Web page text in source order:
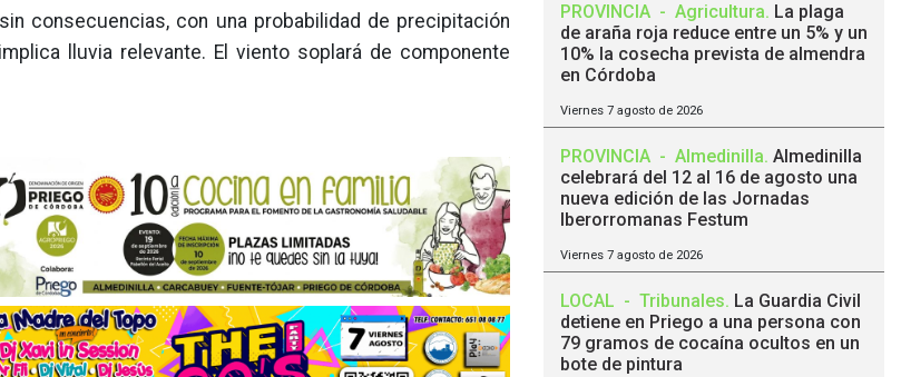
consecuencias, con una probabilidad de precipitación
lluvia relevante. El viento soplará de componente
PROVINCIA - Agricultura. La plaga
de araña roja reduce entre un 5% y un
10% la cosecha prevista de almendra
en Córdoba
Viernes 7 agosto de 2026
PROVINCIA - Almedinilla. Almedinilla
celebrará del 12 al 16 de agosto una
nueva edición de las Jornadas
Iberorromanas Festum
Viernes 7 agosto de 2026
LOCAL - Tribunales. La Guardia Civil
detiene en Priego a una persona con
79 gramos de cocaína ocultos en un
bote de pintura